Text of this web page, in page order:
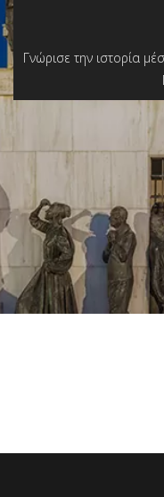
Γνώρισε την ιστορία